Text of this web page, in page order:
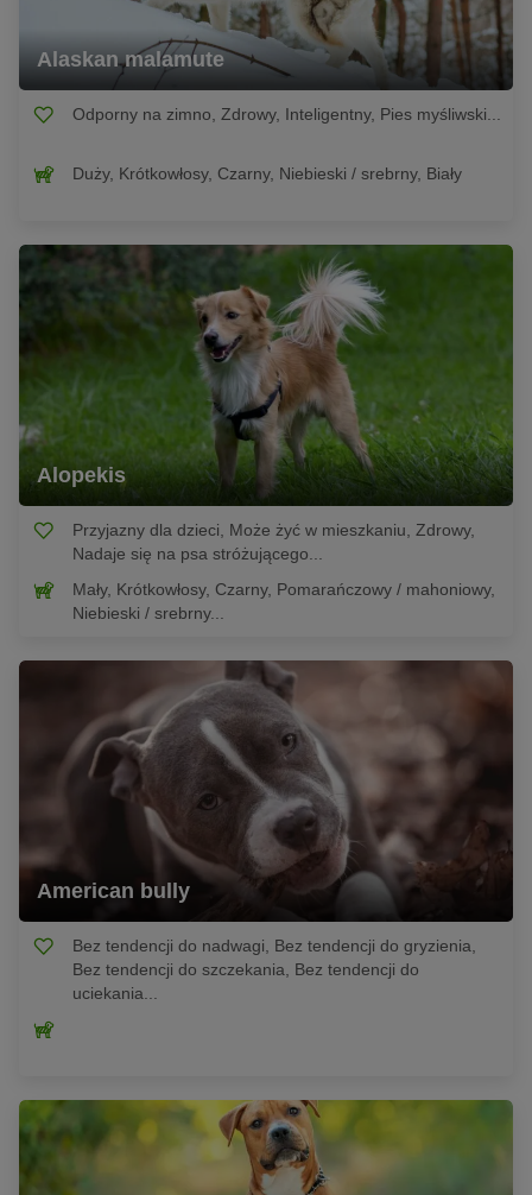
Alaskan malamute
Odporny na zimno, Zdrowy, Inteligentny, Pies myśliwski...
Duży, Krótkowłosy, Czarny, Niebieski / srebrny, Biały
Alopekis
Przyjazny dla dzieci, Może żyć w mieszkaniu, Zdrowy,
Nadaje się na psa stróżującego...
Mały, Krótkowłosy, Czarny, Pomarańczowy / mahoniowy,
Niebieski / srebrny...
American bully
Bez tendencji do nadwagi, Bez tendencji do gryzienia,
Bez tendencji do szczekania, Bez tendencji do
uciekania...